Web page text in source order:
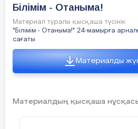
Тәрбие
сағатының
басы
қолдана білсең ғана
боласың.
Ұлт тірегі –білімді
Ізденіңдер, білім алу
жолында.
шықпайды, әлсін -
әлсін ойыңды
Білімім - Отаныма!
Материал туралы қысқаша түсінік
"Білімім - Отаныма!" 24-мамырға
сағаты
Материалды
Материалдың қысқаша